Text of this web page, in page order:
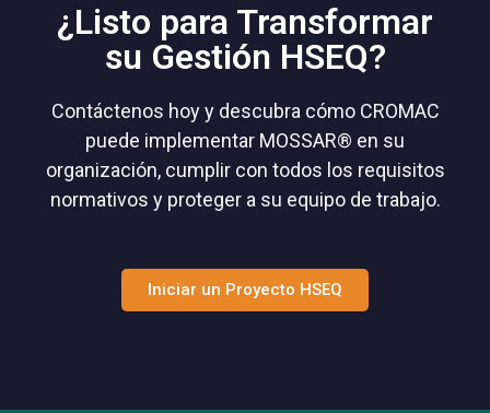
¿Listo para Transformar
su Gestión HSEQ?
Contáctenos hoy y descubra cómo CROMAC
puede implementar MOSSAR® en su
organización, cumplir con todos los requisitos
normativos y proteger a su equipo de trabajo.
Iniciar un Proyecto HSEQ